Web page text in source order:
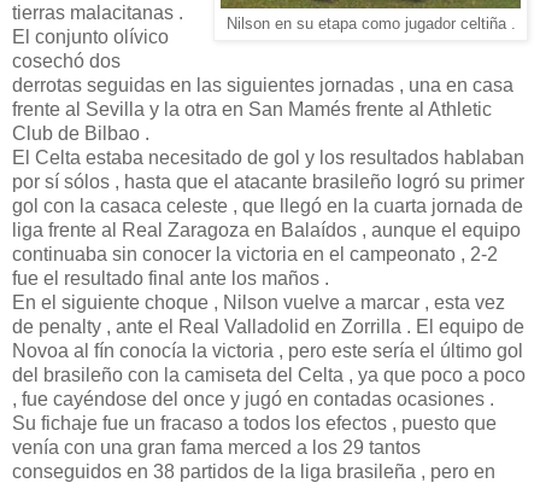
Nilson en su etapa como jugador celtiña .
tierras malacitanas .
El conjunto olívico
cosechó dos
derrotas seguidas en las siguientes jornadas , una en casa
frente al Sevilla y la otra en San Mamés frente al Athletic
Club de Bilbao .
El Celta estaba necesitado de gol y los resultados hablaban
por sí sólos , hasta que el atacante brasileño logró su primer
gol con la casaca celeste , que llegó en la cuarta jornada de
liga frente al Real Zaragoza en Balaídos , aunque el equipo
continuaba sin conocer la victoria en el campeonato , 2-2
fue el resultado final ante los maños .
En el siguiente choque , Nilson vuelve a marcar , esta vez
de penalty , ante el Real Valladolid en Zorrilla . El equipo de
Novoa al fín conocía la victoria , pero este sería el último gol
del brasileño con la camiseta del Celta , ya que poco a poco
, fue cayéndose del once y jugó en contadas ocasiones .
Su fichaje fue un fracaso a todos los efectos , puesto que
venía con una gran fama merced a los 29 tantos
conseguidos en 38 partidos de la liga brasileña , pero en